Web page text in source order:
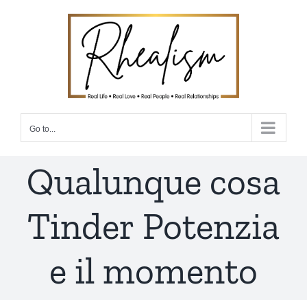
Go to...
Qualunque cosa
Tinder Potenzia
e il momento